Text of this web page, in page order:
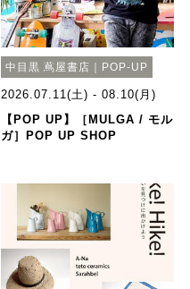
中目黒 蔦屋書店｜POP-UP
2026.07.11(土) - 08.10(月)
【POP UP】［MULGA / モル
ガ］POP UP SHOP